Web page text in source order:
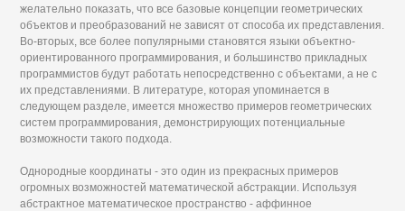
желательно показать, что все базовые концепции геометрических
объектов и преобразований не зависят от способа их представления.
Во-вторых, все более популярными становятся языки объектно-
ориентированного программирования, и большинство прикладных
программистов будут работать непосредственно с объектами, а не с
их представлениями. В литературе, которая упоминается в
следующем разделе, имеется множество примеров геометрических
систем программирования, демонстрирующих потенциальные
возможности такого подхода.
Однородные координаты - это один из прекрасных примеров
огромных возможностей математической абстракции. Используя
абстрактное математическое пространство - аффинное